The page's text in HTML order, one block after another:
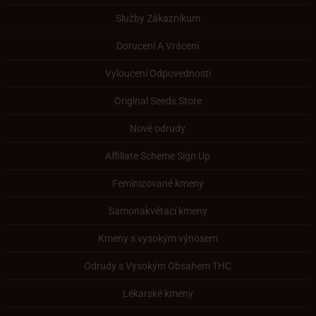
Služby Zákazníkum
Dorucení A Vrácení
Vyloucení Odpovednosti
Original Seeds Store
Nové odrudy
Affiliate Scheme Sign Up
Feminizované kmeny
Samonakvétací kmeny
Kmeny s vysokým výnosem
Odrudy s Vysokým Obsahem THC
Lékarské kmeny